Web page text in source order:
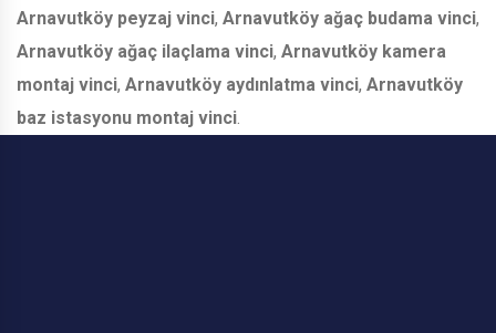
Arnavutköy peyzaj vinci, Arnavutköy ağaç budama vinci,
Arnavutköy ağaç ilaçlama vinci, Arnavutköy kamera
montaj vinci, Arnavutköy aydınlatma vinci, Arnavutköy
baz istasyonu montaj vinci